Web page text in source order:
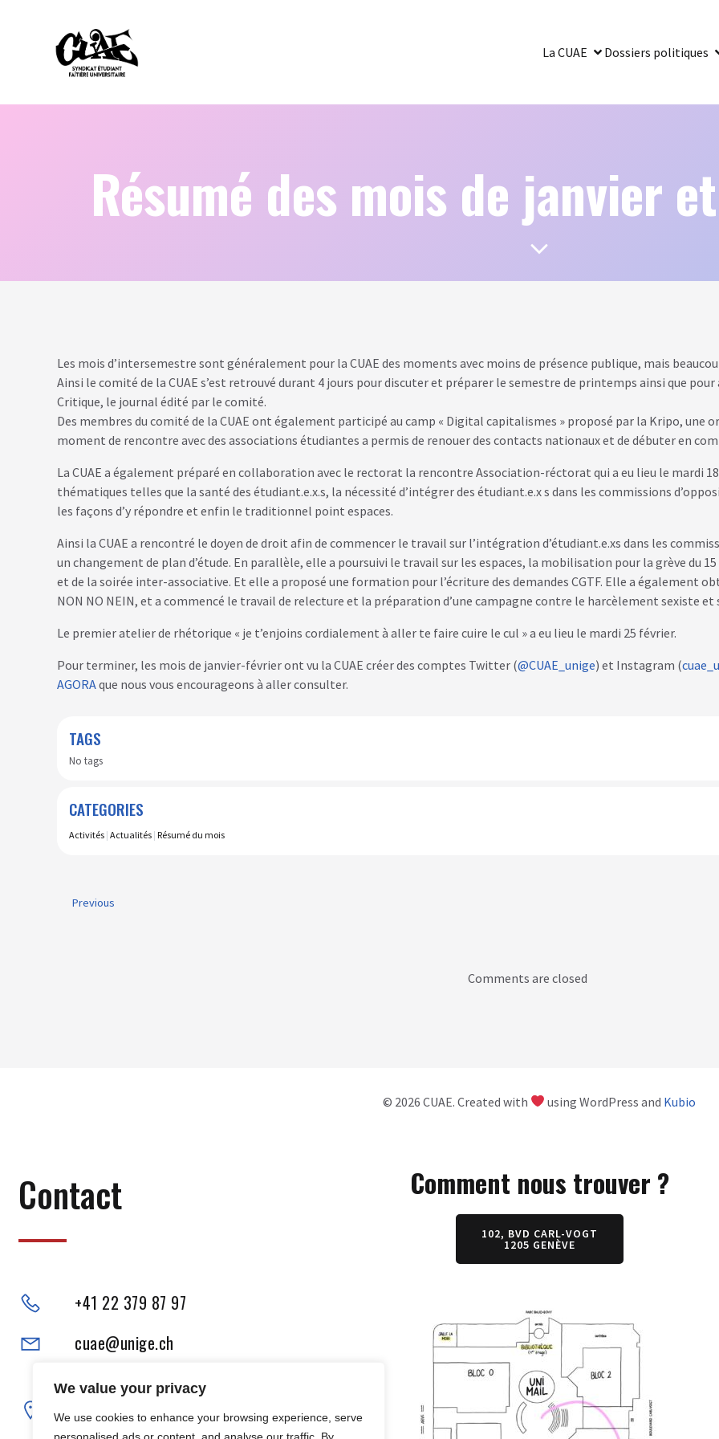
We value your privacy
We use cookies to enhance your browsing experience, serve
La CUAE Dossiers politiques
Résumé des mois de janvier
Les mois d’intersemestre sont généralement pour la CUAE des moments avec moins de présence publique, mais
Ainsi le comité de la CUAE s’est retrouvé durant 4 jours pour discuter et préparer le semestre de printemps ainsi que
Critique, le journal édité par le comité.
Des membres du comité de la CUAE ont également participé au camp « Digital capitalismes » proposé par la Kripo, une
moment de rencontre avec des associations étudiantes a permis de renouer des contacts nationaux et de débuter en
La CUAE a également préparé en collaboration avec le rectorat la rencontre Association-réctorat qui a eu lieu le mardi
thématiques telles que la santé des étudiant.e.x.s, la nécessité d’intégrer des étudiant.e.x s dans les commissions
les façons d’y répondre et enfin le traditionnel point espaces.
Ainsi la CUAE a rencontré le doyen de droit afin de commencer le travail sur l’intégration d’étudiant.e.xs dans les
un changement de plan d’étude. En parallèle, elle a poursuivi le travail sur les espaces, la mobilisation pour la grève du
et de la soirée inter-associative. Et elle a proposé une formation pour l’écriture des demandes CGTF. Elle a également
NON NO NEIN, et a commencé le travail de relecture et la préparation d’une campagne contre le harcèlement sexiste et
Le premier atelier de rhétorique « je t’enjoins cordialement à aller te faire cuire le cul » a eu lieu le mardi 25 février.
Pour terminer, les mois de janvier-février ont vu la CUAE créer des comptes Twitter (@CUAE_unige) et Instagram (
AGORAque nous vous encourageons à aller consulter.
TAGS
No tags
CATEGORIES
Activités | Actualités | Résumé du mois
Previous
Comments are closed
© 2026 CUAE. Created with using WordPress and Kubio
Contact
+41 22 379 87 97
cuae@unige.ch
Adresse physique :
102, Boulevard Carl-Vogt
1205 Genève
Comment nous trouver ?
102, BVD CARL-VOGT
1205 GENÈVE